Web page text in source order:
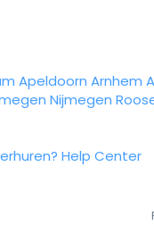
Apeldoorn Arnhem
Nijmegen
Help Center